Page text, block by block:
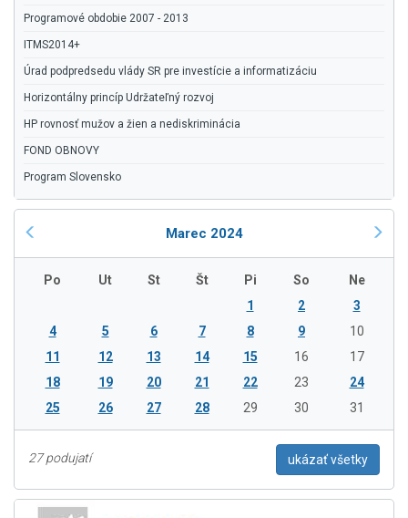
Programové obdobie 2007 - 2013
ITMS2014+
Úrad podpredsedu vlády SR pre investície a informatizáciu
Horizontálny princíp Udržateľný rozvoj
HP rovnosť mužov a žien a nediskriminácia
FOND OBNOVY
Program Slovensko
Marec 2024
Po Ut St Št Pi So
Ne
1
2
3
4
5 6 7 8 9
10
11
12 13 14 15 16
17
18
19 20 21 22 23
24
25
26 27 28 29 30 31
27 podujatí ukázať všetky